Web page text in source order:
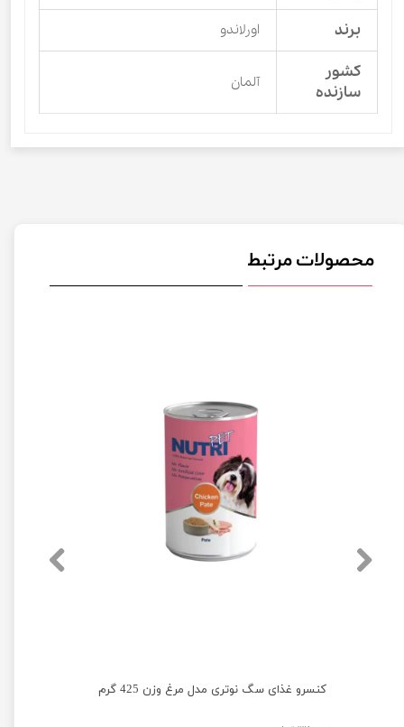
برند اورلاندو
کشور
سازنده
آلمان
محصولات مرتبط
کنسرو غذای سگ نوتری مدل مرغ وزن 425 گرم